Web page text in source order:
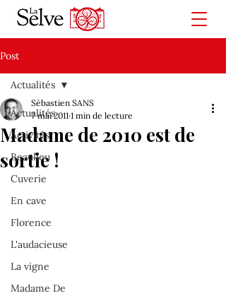
Post
Actualités
Activités
Beaulieu
Cuverie
En cave
Florence
L'audacieuse
La vigne
Madame De
Actualités
Madame de 2010 est de
sortie !
Sébastien SANS
7 mai 2011 1 min de lecture